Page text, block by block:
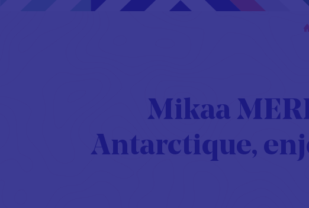
Mikaa
Antarctique,